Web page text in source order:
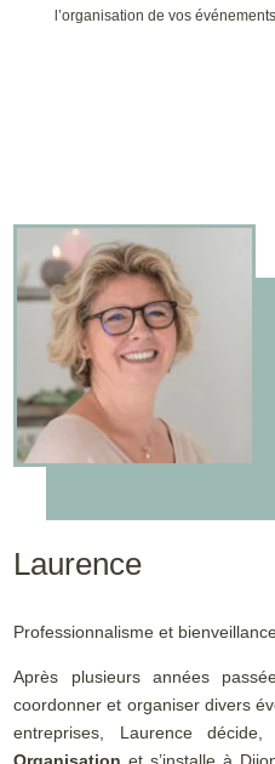
l’organisation de vos
Laurence
Professionnalisme et
Après plusieurs années
coordonner et organiser divers
entreprises, Laurence